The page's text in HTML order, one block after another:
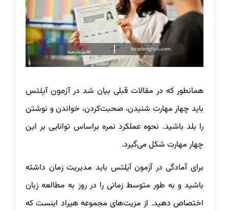
همانطور که در مقالات قبلی بیان شد در آزمون آیلتس
باید چهار مهارت شنیدن، صحبت‌کردن، خواندن و نوشتن
را بلد باشید. نحوه عملکرد نمره براساس توانایی بر این
چهار مهارت شکل می‌گیرد.
برای آمادگی در آزمون آیلتس باید مدیریت زمان داشته
باشید و به طور متوسط زمانی را در روز به مطالعه زبان
اختصاص دهید. از مزیت‌های مجموعه هیراد اینست که